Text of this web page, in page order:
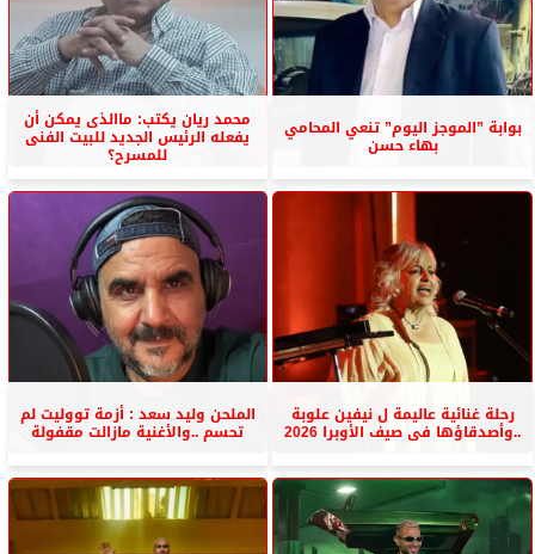
بوابة ”الموجز اليوم” تنعي المحامي
بهاء حسن
محمد ريان يكتب: ماالذى يمكن أن
يفعله الرئيس الجديد للبيت الفنى
للمسرح؟
رحلة غنائية عاليمة ل نيفين علوبة
..وأصدقاؤها فى صيف الأوبرا 2026
الملحن وليد سعد : أزمة تووليت لم
تحسم ..والأغنية مازالت مقفولة